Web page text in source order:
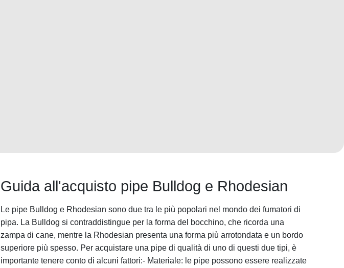
Guida all'acquisto pipe Bulldog e Rhodesian
Le pipe Bulldog e Rhodesian sono due tra le più popolari nel mondo dei fumatori di
pipa. La Bulldog si contraddistingue per la forma del bocchino, che ricorda una
zampa di cane, mentre la Rhodesian presenta una forma più arrotondata e un bordo
superiore più spesso. Per acquistare una pipe di qualità di uno di questi due tipi, è
importante tenere conto di alcuni fattori:- Materiale: le pipe possono essere realizzate